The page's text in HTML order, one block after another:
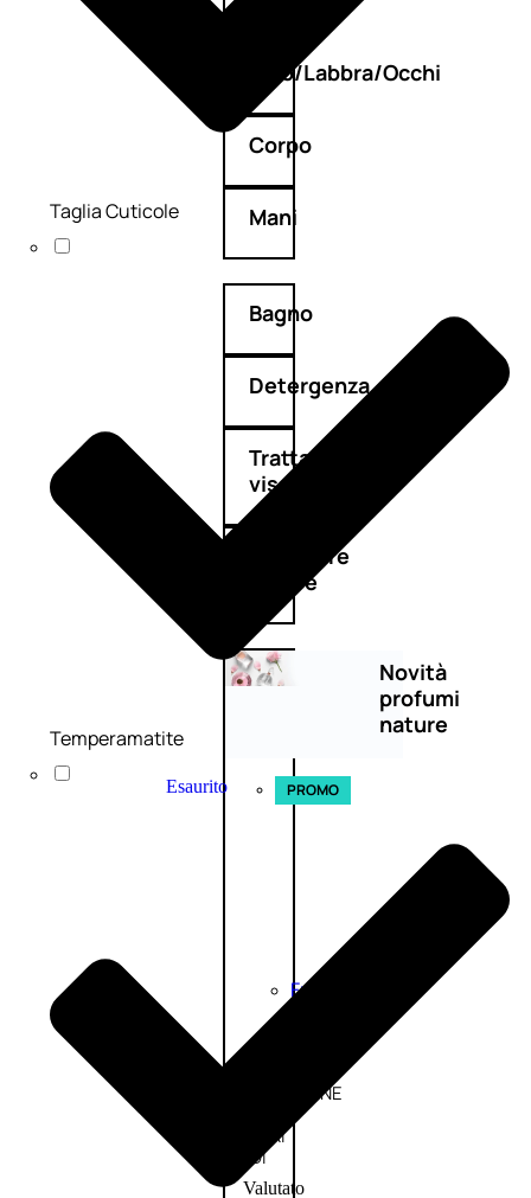
Viso/Labbra/Occhi
Corpo
Mani
Bagno
Detergenza
Trattamenti
viso
Maschere
nature
Novità
profumi
nature
Esaurito PROMO
Fragranze
L’OCCITANE
FIORI
DI
Valutato
Taglia Cuticole
Temperamatite